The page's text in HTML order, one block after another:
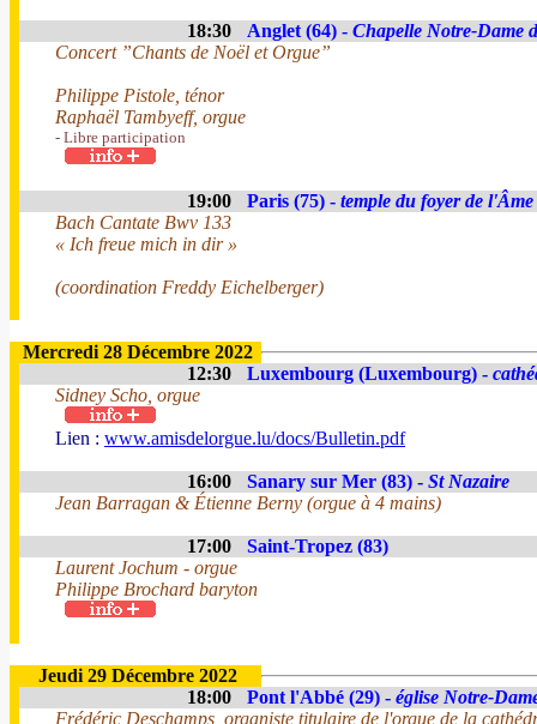
18:30 Anglet (64) - Chapelle Notre-Dame
Concert ”Chants de Noël et Orgue”
Philippe Pistole, ténor
Raphaël Tambyeff, orgue
- Libre participation
19:00 Paris (75) - temple du foyer de l'Âme
Bach Cantate Bwv 133
« Ich freue mich in dir »
(coordination Freddy Eichelberger)
Mercredi 28 Décembre 2022
12:30
Luxembourg (Luxembourg) -
Sidney Scho, orgue
Lien : www.amisdelorgue.lu/docs/Bulletin.pdf
16:00 Sanary sur Mer (83) - St Nazaire
Jean Barragan & Étienne Berny (orgue à 4 mains)
17:00
Saint-Tropez (83)
Laurent Jochum - orgue
Philippe Brochard baryton
Jeudi 29 Décembre 2022
18:00
Pont l'Abbé (29) - église Notre-
Frédéric Deschamps, organiste titulaire de l'orgue de la